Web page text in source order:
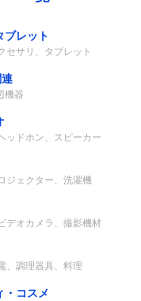
ブレット
セサリ、タブレット
機器
ッドホン、スピーカー
ジェクター、洗濯機
デオカメラ、撮影機材
、調理器具、料理
・コスメ